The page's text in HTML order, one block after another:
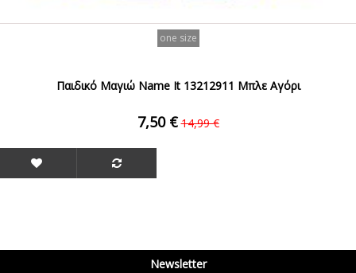
one size
Παιδικό Μαγιώ Name It 13212911 Μπλε Αγόρι
7,50 € 14,99 €
Newsletter